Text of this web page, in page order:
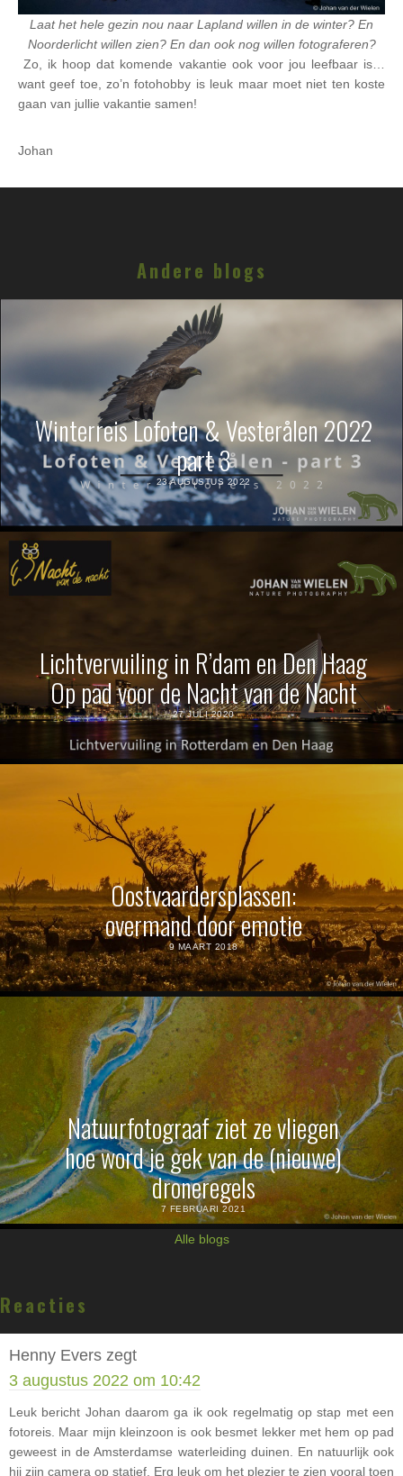
Laat het hele gezin nou naar Lapland willen in de winter? En
Noorderlicht willen zien? En dan ook nog willen fotograferen?
Zo, ik hoop dat komende vakantie ook voor jou leefbaar is…
want geef toe, zo’n fotohobby is leuk maar moet niet ten koste
gaan van jullie vakantie samen!
Johan
Andere blogs
Winterreis Lofoten & Vesterålen 2022
part 3
23 AUGUSTUS 2022
Lichtvervuiling in R’dam en Den Haag
Op pad voor de Nacht van de Nacht
27 JULI 2020
Oostvaardersplassen:
overmand door emotie
9 MAART 2018
Natuurfotograaf ziet ze vliegen
hoe word je gek van de (nieuwe)
droneregels
7 FEBRUARI 2021
Alle blogs
Interacties
Reacties
Henny Evers zegt
3 augustus 2022 om 10:42
Leuk bericht Johan daarom ga ik ook regelmatig op stap met een
fotoreis. Maar mijn kleinzoon is ook besmet lekker met hem op pad
geweest in de Amsterdamse waterleiding duinen. En natuurlijk ook
hij zijn camera op statief. Erg leuk om het plezier te zien vooral toen